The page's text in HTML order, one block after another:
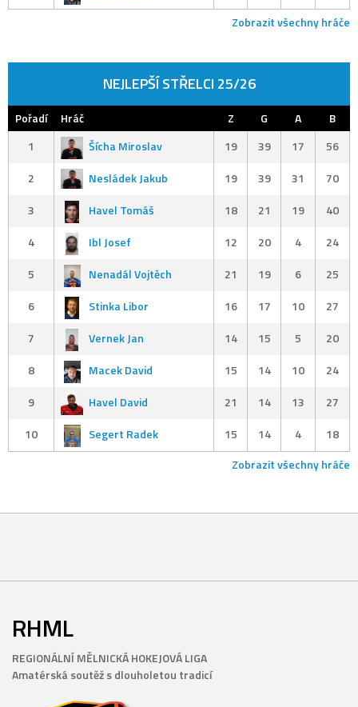
Zobrazit všechny hráče
NEJLEPŠÍ STŘELCI 25/26
Pořadí Hráč Z G A
B
1
Šícha Miroslav 19 39 17
56
2
Nesládek Jakub 19 39 31
70
3
Havel Tomáš 18 21 19
40
4
Ibl Josef 12 20 4
24
5
Nenadál Vojtěch 21 19 6
25
6
Stinka Libor 16 17 10
27
7
Vernek Jan 14 15 5
20
8
Macek David 15 14 10
24
9
Havel David 21 14 13
27
10
Segert Radek 15 14 4
18
Zobrazit všechny hráče
RHML
REGIONÁLNÍ MĚLNICKÁ HOKEJOVÁ LIGA
Amatérská soutěž s dlouholetou tradicí